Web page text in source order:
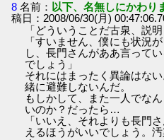
8 名前： 以下、名無しにかわり
稿日：2008/06/30(月)
「どういうことだ古泉、説明
「すいません、僕にも状況
し、長門さんがああ言って
でしょう」
それにはまったく異論はな
緒に避難しないんだ。
もしかして、また一人でな
いのか？だったら…
「いいえ、それよりも長門
えるほうがいいでしょう。